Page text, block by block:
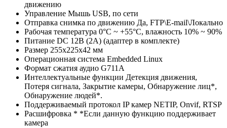
движению
Управление Мышь USB, по сети
Отправка снимка по движению Да, FTP\E-mail\Локально
Рабочая температура 0°С ~ +55°С, влажность 10% ~ 90%
Питание DC 12В (2А) (адаптер в комплекте)
Размер 255х225х42 мм
Операционная система Embedded Linux
Формат сжатия аудио G711A
Интеллектуальные функции Детекция движения,
Потеря сигнала, Закрытие камеры, Обнаружение лиц*,
Обнаружение людей*.
Поддерживаемый протокол IP камер NETIP, Onvif, RTSP
Расшифровка * *Если данную функцию поддерживает
камера